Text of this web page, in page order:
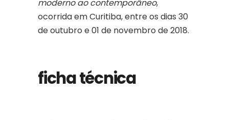
moderno ao contemporâneo,
ocorrida em Curitiba, entre os dias 30
de outubro e 01 de novembro de 2018.
ficha técnica